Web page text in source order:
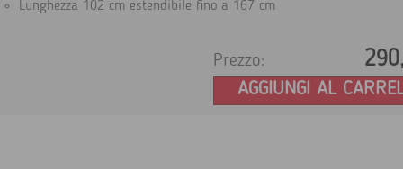
Lunghezza 102 cm estendibile fino a 167 cm
Prezzo:
AGGIUNGI AL